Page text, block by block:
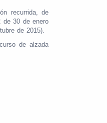
recurrida, de
de 30 de enero
de 2015).
de alzada